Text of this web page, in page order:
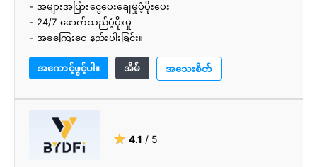
- အများအပြားငွေပေးချေမှုပံ့ပိုးပေး
- 24/7 ဖောက်သည်ပံ့ပိုးမှု
- အခကြေးငွေ နည်းပါးခြင်း။
- မြန်ဆန်ပြီး ယုံကြည်စိတ်ချရသောဝန်ဆောင်မှု
အကောင့်ဖွင့်ပါ။ အိမ် အသေးစိတ်
★ 4.1 / 5